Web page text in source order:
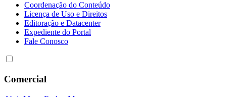
Coordenação do Conteúdo
Licença de Uso e Direitos
Editoração e Datacenter
Expediente do Portal
Fale Conosco
Comercial